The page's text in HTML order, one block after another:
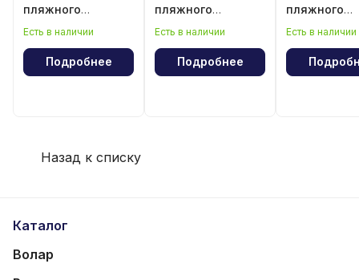
пляжного
волейбола
Есть в наличии
Подробнее
пляжного
волейбола
Гевара"
Есть в наличии
Подробнее
пляжного
волейбола
Гевара"
Есть в наличии
Назад к списку
Каталог
Волар